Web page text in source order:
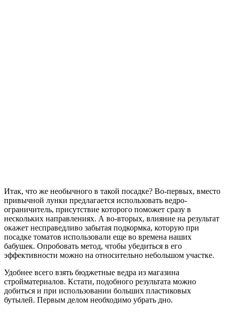
Итак, что же необычного в такой посадке? Во-первых, вместо
привычной лунки предлагается использовать ведро-
ограничитель, присутствие которого поможет сразу в
нескольких направлениях. А во-вторых, влияние на результат
окажет несправедливо забытая подкормка, которую при
посадке томатов использовали еще во времена наших
бабушек. Опробовать метод, чтобы убедиться в его
эффективности можно на относительно небольшом участке.
Удобнее всего взять бюджетные ведра из магазина
стройматериалов. Кстати, подобного результата можно
добиться и при использовании больших пластиковых
бутылей. Первым делом необходимо убрать дно.